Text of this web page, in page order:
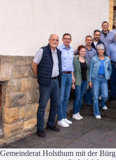
Gemeinderat Holsthum mit der